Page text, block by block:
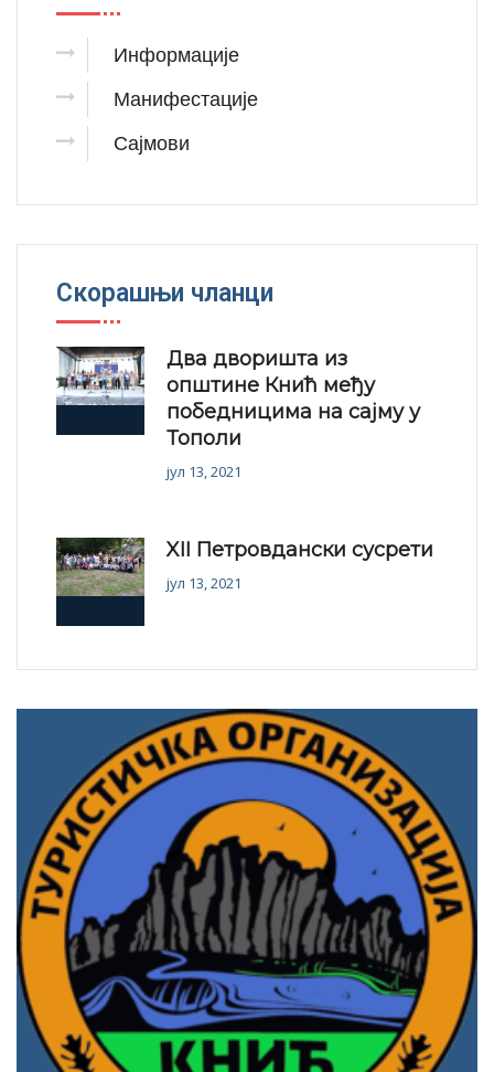
Информације
Манифестације
Сајмови
Скорашњи чланци
Два дворишта из
општине Кнић међу
победницима на сајму у
Тополи
јул 13, 2021
XII Петровдански сусрети
јул 13, 2021